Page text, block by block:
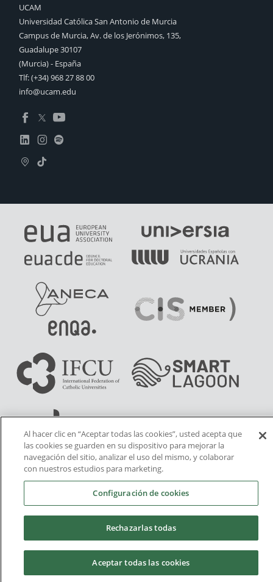
UCAM
Universidad Católica San Antonio de Murcia
Campus de Murcia, Av. de los Jerónimos, 135,
Guadalupe 30107
(Murcia) - España
Tlf:(+34) 968 27 88 00
info@ucam.edu
Al hacer clic en “Aceptar todas las cookies”, usted acepta que
las cookies se guarden en su dispositivo para mejorar la
navegación del sitio, analizar el uso del mismo, y colaborar
con nuestros estudios para marketing.
Configuración de cookies
Rechazarlas todas
Aceptar todas las cookies